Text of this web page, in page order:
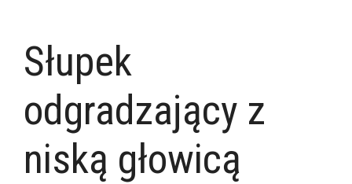
Słupek
odgradzający z
niską głowicą